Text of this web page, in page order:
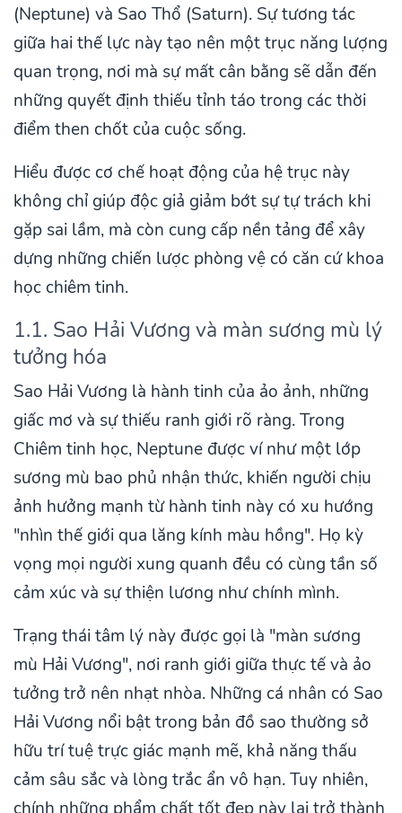
(Neptune) và Sao Thổ (Saturn). Sự tương tác
giữa hai thế lực này tạo nên một trục năng lượng
quan trọng, nơi mà sự mất cân bằng sẽ dẫn đến
những quyết định thiếu tỉnh táo trong các thời
điểm then chốt của cuộc sống.
Hiểu được cơ chế hoạt động của hệ trục này
không chỉ giúp độc giả giảm bớt sự tự trách khi
gặp sai lầm, mà còn cung cấp nền tảng để xây
dựng những chiến lược phòng vệ có căn cứ khoa
học chiêm tinh.
1.1. Sao Hải Vương và màn sương mù lý
tưởng hóa
Sao Hải Vương là hành tinh của ảo ảnh, những
giấc mơ và sự thiếu ranh giới rõ ràng. Trong
Chiêm tinh học, Neptune được ví như một lớp
sương mù bao phủ nhận thức, khiến người chịu
ảnh hưởng mạnh từ hành tinh này có xu hướng
"nhìn thế giới qua lăng kính màu hồng". Họ kỳ
vọng mọi người xung quanh đều có cùng tần số
cảm xúc và sự thiện lương như chính mình.
Trạng thái tâm lý này được gọi là "màn sương
mù Hải Vương", nơi ranh giới giữa thực tế và ảo
tưởng trở nên nhạt nhòa. Những cá nhân có Sao
Hải Vương nổi bật trong bản đồ sao thường sở
hữu trí tuệ trực giác mạnh mẽ, khả năng thấu
cảm sâu sắc và lòng trắc ẩn vô hạn. Tuy nhiên,